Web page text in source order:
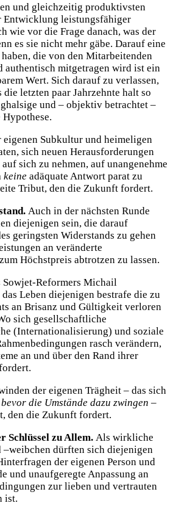
und gleichzeitig produktivsten
Entwicklung leistungsfähiger
wie vor die Frage danach, was der
es sie nicht mehr gäbe. Darauf eine
die von den Mitarbeitenden
authentisch mitgetragen wird ist ein
Wert. Sich darauf zu verlassen,
letzten paar Jahrzehnte halt so
und – objektiv betrachtet –
eigenen Subkultur und heimeligen
sich neuen Herausforderungen
sich zu nehmen, auf unangenehme
keine adäquate Antwort parat zu
Tribut, den die Zukunft fordert.
Auch in der nächsten Runde
diejenigen sein, die darauf
geringsten Widerstands zu gehen
an veränderte
Höchstpreis abtrotzen zu lassen.
Sowjet-Reformers Michail
Leben diejenigen bestrafe die zu
an Brisanz und Gültigkeit verloren
sich gesellschaftliche
(Internationalisierung) und soziale
rasch verändern,
an und über den Rand ihrer
der eigenen Trägheit – das sich
bevor die Umstände dazu zwingen –
den die Zukunft fordert.
Schlüssel zu Allem. Als wirkliche
–weibchen dürften sich diejenigen
der eigenen Person und
und unaufgeregte Anpassung an
zur lieben und vertrauten
ist.